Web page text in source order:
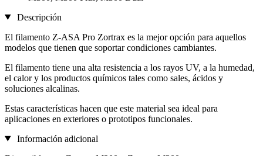
Descripción
El filamento Z-ASA Pro Zortrax es la mejor opción para aquellos
modelos que tienen que soportar condiciones cambiantes.
El filamento tiene una alta resistencia a los rayos UV, a la humedad,
el calor y los productos químicos tales como sales, ácidos y
soluciones alcalinas.
Estas características hacen que este material sea ideal para
aplicaciones en exteriores o prototipos funcionales.
Información adicional